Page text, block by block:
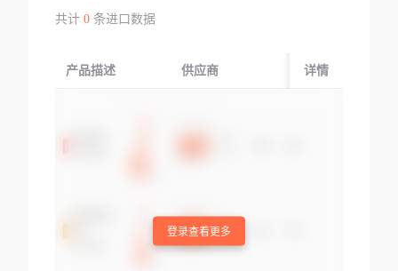
共计 0条进口数据
产品描述 供应商 起运国/地区
详情
登录查看更多